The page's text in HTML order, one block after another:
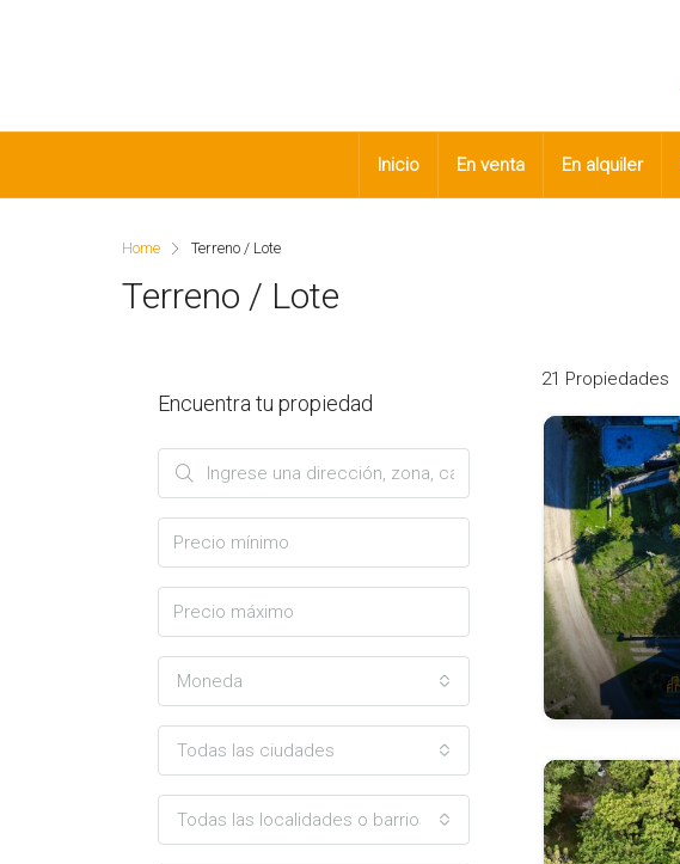
Inicio En venta En alquiler
Home Terreno / Lote
Terreno / Lote
21 Propiedades
Encuentra tu propiedad
Moneda
Todas las ciudades
Todas las localidades o barrios